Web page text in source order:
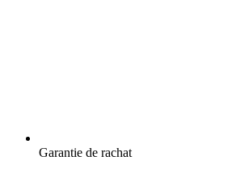
Garantie de rachat